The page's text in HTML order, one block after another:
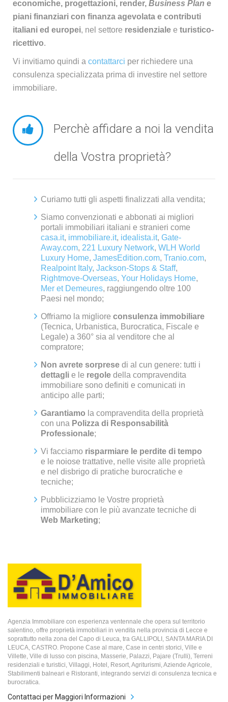
economiche, progettazioni, render, Business Plan e
piani finanziari con finanza agevolata e contributi
italiani ed europei, nel settore residenziale e turistico-
ricettivo.
Vi invitiamo quindi a contattarci per richiedere una
consulenza specializzata prima di investire nel settore
immobiliare.
Perchè affidare a noi la vendita
della Vostra proprietà?
Curiamo tutti gli aspetti finalizzati alla vendita;
Siamo convenzionati e abbonati ai migliori
portali immobiliari italiani e stranieri come
casa.it, immobiliare.it, idealista.it, Gate-
Away.com, 221 Luxury Network, WLH World
Luxury Home, JamesEdition.com, Tranio.com,
Realpoint Italy, Jackson-Stops & Staff,
Rightmove-Overseas, Your Holidays Home,
Mer et Demeures, raggiungendo oltre 100
Paesi nel mondo;
Offriamo la migliore consulenza immobiliare
(Tecnica, Urbanistica, Burocratica, Fiscale e
Legale) a 360° sia al venditore che al
compratore;
Non avrete sorprese di al cun genere: tutti i
dettagli e le regole della compravendita
immobiliare sono definiti e comunicati in
anticipo alle parti;
Garantiamo la compravendita della proprietà
con una Polizza di Responsabilità
Professionale;
Vi facciamo risparmiare le perdite di tempo
e le noiose trattative, nelle visite alle proprietà
e nel disbrigo di pratiche burocratiche e
tecniche;
Pubblicizziamo le Vostre proprietà
immobiliare con le più avanzate tecniche di
Web Marketing;
Agenzia Immobiliare con esperienza ventennale che opera sul territorio
salentino, offre proprietà immobiliari in vendita nella provincia di Lecce e
soprattutto nella zona del Capo di Leuca, tra GALLIPOLI, SANTA MARIA DI
LEUCA, CASTRO. Propone Case al mare, Case in centri storici, Ville e
Villette, Ville di lusso con piscina, Masserie, Palazzi, Pajare (Trulli), Terreni
residenziali e turistici, Villaggi, Hotel, Resort, Agriturismi, Aziende Agricole,
Stabilimenti balneari e Ristoranti, integrando servizi di consulenza tecnica e
burocratica.
Contattaci per Maggiori Informazioni